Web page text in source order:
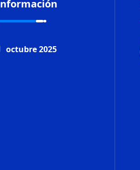
Información
octubre 2025